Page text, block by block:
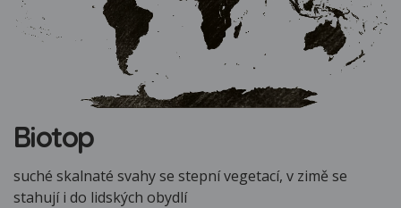
Biotop
suché skalnaté svahy se stepní vegetací, v zimě se
stahují i do lidských obydlí